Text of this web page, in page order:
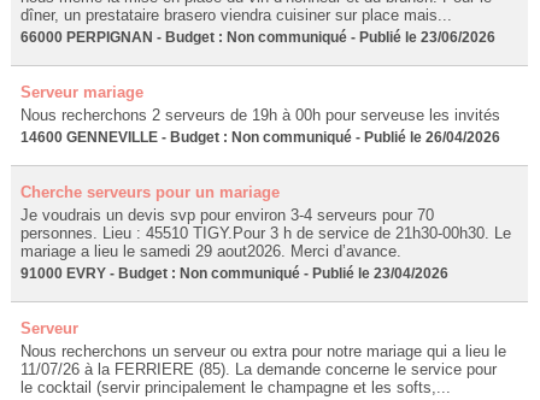
dîner, un prestataire brasero viendra cuisiner sur place mais...
66000 PERPIGNAN - Budget : Non communiqué - Publié le 23/06/2026
Serveur mariage
Nous recherchons 2 serveurs de 19h à 00h pour serveuse les invités
14600 GENNEVILLE - Budget : Non communiqué - Publié le 26/04/2026
Cherche serveurs pour un mariage
Je voudrais un devis svp pour environ 3-4 serveurs pour 70
personnes. Lieu : 45510 TIGY.Pour 3 h de service de 21h30-00h30. Le
mariage a lieu le samedi 29 aout2026. Merci d’avance.
91000 EVRY - Budget : Non communiqué - Publié le 23/04/2026
Serveur
Nous recherchons un serveur ou extra pour notre mariage qui a lieu le
11/07/26 à la FERRIERE (85). La demande concerne le service pour
le cocktail (servir principalement le champagne et les softs,...